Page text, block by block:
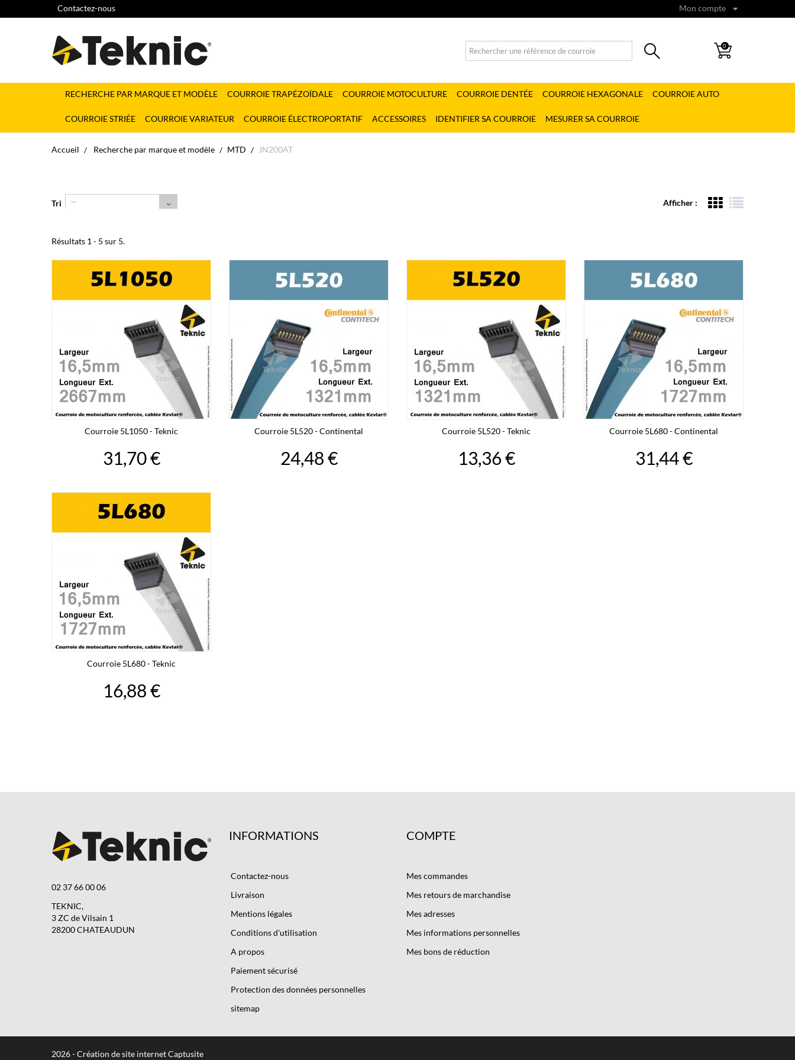
Mon compte
Contactez-nous
0
RECHERCHE PAR MARQUE ET MODÈLE COURROIE TRAPÉZOÏDALE COURROIE MOTOCULTURE COURROIE DENTÉE COURROIE HEXAGONALE COURROIE AUTO
COURROIE STRIÉE COURROIE VARIATEUR COURROIE ÉLECTROPORTATIF ACCESSOIRES IDENTIFIER SA COURROIE MESURER SA COURROIE
Accueil Recherche par marque et modèle MTD JN200AT
Afficher :
Tri --
Résultats 1 - 5 sur 5.
Courroie 5L1050 - Teknic
31,70 €
Courroie 5L520 - Continental
24,48 €
Courroie 5L520 - Teknic
13,36 €
Courroie 5L680 - Continental
31,44 €
Courroie 5L680 - Teknic
16,88 €
02 37 66 00 06
TEKNIC,
3 ZC de Vilsain 1
28200 CHATEAUDUN
INFORMATIONS
Contactez-nous
Livraison
Mentions légales
Conditions d'utilisation
A propos
Paiement sécurisé
Protection des données personnelles
sitemap
COMPTE
Mes commandes
Mes retours de marchandise
Mes adresses
Mes informations personnelles
Mes bons de réduction
2026 - Création de site internet Captusite